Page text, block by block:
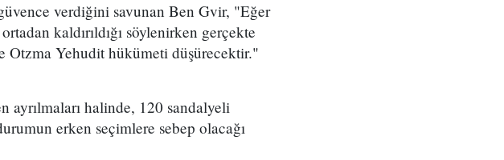
verdiğini savunan Ben Gvir, "Eğer
kaldırıldığı söylenirken gerçekte
Otzma Yehudit hükümeti düşürecektir."
halinde, 120 sandalyeli
erken seçimlere sebep olacağı